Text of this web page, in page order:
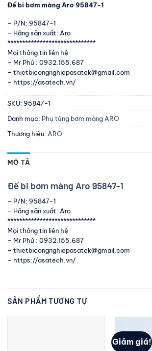
Đế bi bơm màng Aro 95847-1
– P/N: 95847-1
– Hãng sản xuất: Aro
******************************
Mọi thông tin liên hệ
– Mr Phú : 0932.155.687
– thietbicongnghiepasatek@gmail.com
– https://asatech.vn/
SKU: 95847-1
Danh mục: Phụ tùng bơm màng ARO
Thương hiệu: ARO
MÔ TẢ
Đế bi bơm màng Aro 95847-1
– P/N: 95847-1
– Hãng sản xuất: Aro
******************************
Mọi thông tin liên hệ
– Mr Phú : 0932.155.687
– thietbicongnghiepasatek@gmail.com
– https://asatech.vn/
SẢN PHẨM TƯƠNG TỰ
Giảm giá!